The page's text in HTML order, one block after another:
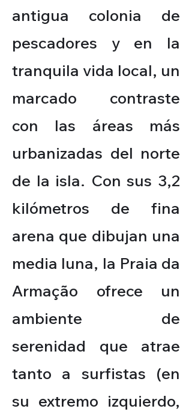
antigua colonia de
pescadores y en la
tranquila vida local, un
marcado contraste
con las áreas más
urbanizadas del norte
de la isla. Con sus 3,2
kilómetros de fina
arena que dibujan una
media luna, la Praia da
Armação ofrece un
ambiente de
serenidad que atrae
tanto a surfistas (en
su extremo izquierdo,